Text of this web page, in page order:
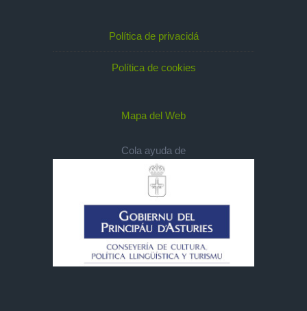
Política de privacidá
Política de cookies
Mapa del Web
Cola ayuda de